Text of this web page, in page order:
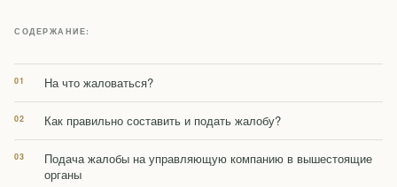
СОДЕРЖАНИЕ:
На что жаловаться?
Как правильно составить и подать жалобу?
Подача жалобы на управляющую компанию в вышестоящие
органы